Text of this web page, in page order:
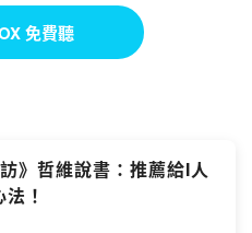
免費聽
》哲維說書：推薦給I人
！